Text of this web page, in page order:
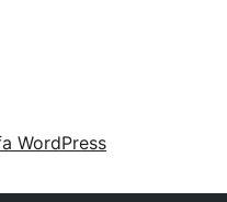
WordPress